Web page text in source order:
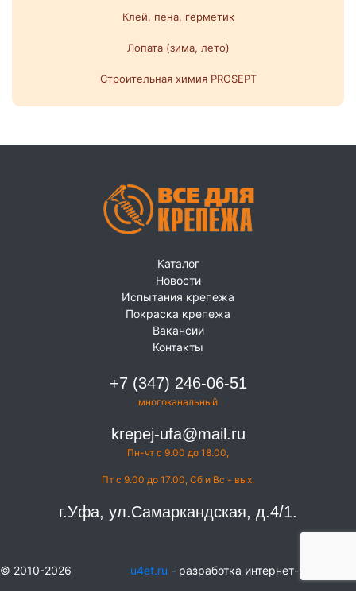
Клей, пена, герметик
Лопата (зима, лето)
Строительная химия PROSEPT
Каталог
Новости
Испытания крепежа
Покраска крепежа
Вакансии
Контакты
+7 (347) 246-06-51
многоканальный
krepej-ufa@mail.ru
Пн-чт с 9.00 до 18.00,
Пт с 9.00 до 17.00, Сб и Вс - вых.
г.Уфа, ул.Самаркандская, д.4/1.
© 2010-2026 u4et.ru - разработка интернет-магазинов